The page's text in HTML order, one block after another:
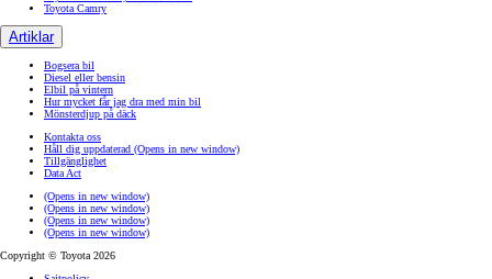
Toyota Camry
Artiklar
Bogsera bil
Diesel eller bensin
Elbil på vintern
Hur mycket får jag dra med min bil
Mönsterdjup på däck
Kontakta oss
Håll dig uppdaterad (Opens in new window)
Tillgänglighet
Data Act
(Opens in new window)
(Opens in new window)
(Opens in new window)
(Opens in new window)
Copyright © Toyota 2026